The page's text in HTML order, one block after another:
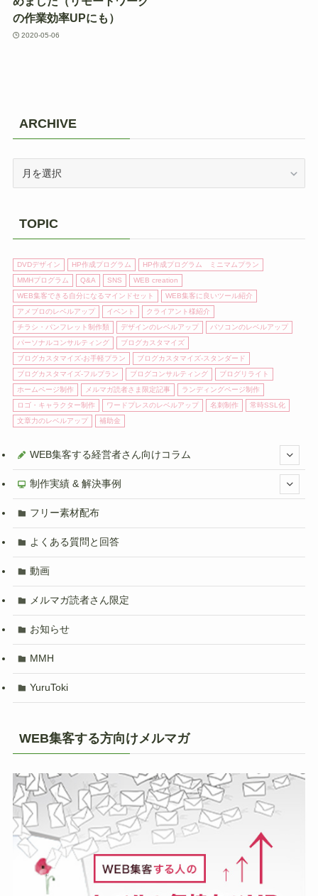
の作業効率UPにも）
2020-05-06
ARCHIVE
TOPIC
DVDデザイン HP作成プログラム
HP作成プログラム ミニマムプラン
MMHプログラム
Q&A SNS
WEB creation
WEB集客できる自分になるマインドセット
WEB集客に良いツール紹介
アメブロのレベルアップ
イベント
クライアント様紹介
チラシ・パンフレット制作類
デザインのレベルアップ
パソコンのレベルアップ
パーソナルコンサルティング
ブログカスタマイズ
ブログカスタマイズ-お手軽プラン
ブログカスタマイズ-スタンダード
ブログカスタマイズ-フルプラン
ブログコンサルティング
ブログリライト
ホームページ制作
メルマガ読者さま限定記事
ランディングページ制作
ロゴ・キャラクター制作
ワードプレスのレベルアップ 名刺制作
常時SSL化
文章力のレベルアップ
補助金
WEB集客する経営者さん向けコラム
制作実績 & 解決事例
フリー素材配布
よくある質問と回答
動画
メルマガ読者さん限定
お知らせ
MMH
YuruToki
WEB集客する方向けメルマガ